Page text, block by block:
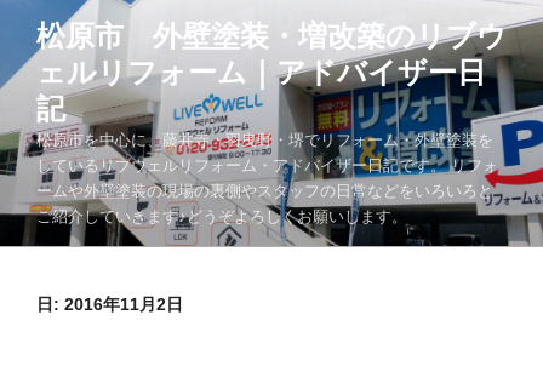
テ
ツ
へ
キ
ッ
松原市 外壁塗装・増改築のリブウ
ェルリフォーム｜アドバイザー日
記
松原市を中心に、藤井寺・羽曳野・堺でリフォーム・外壁塗装を
しているリブウェルリフォーム・アドバイザー日記です。 リフォ
ームや外壁塗装の現場の裏側やスタッフの日常などをいろいろと
ご紹介していきます♪どうぞよろしくお願いします。
日: 2016年11月2日